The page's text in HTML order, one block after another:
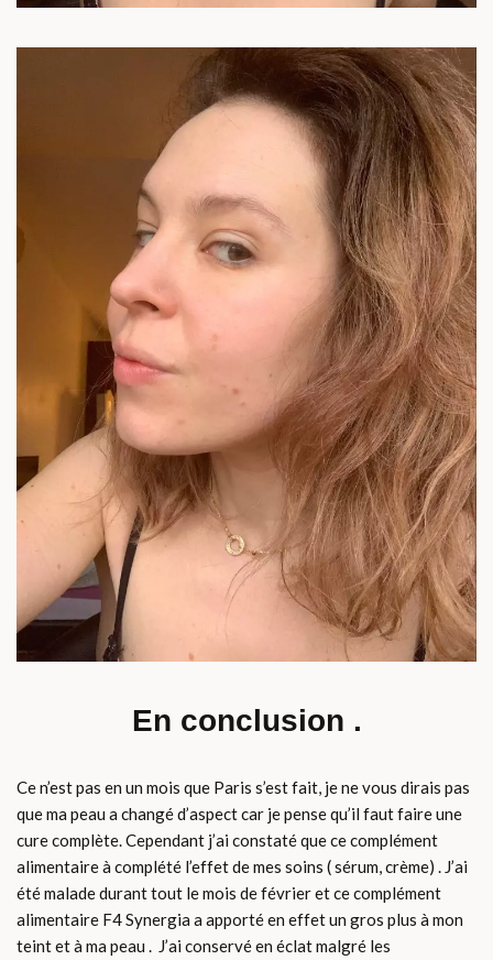
En conclusion .
Ce n’est pas en un mois que Paris s’est fait, je ne vous dirais pas
que ma peau a changé d’aspect car je pense qu’il faut faire une
cure complète. Cependant j’ai constaté que ce complément
alimentaire à complété l’effet de mes soins ( sérum, crème) . J’ai
été malade durant tout le mois de février et ce complément
alimentaire F4 Synergia a apporté en effet un gros plus à mon
teint et à ma peau . J’ai conservé en éclat malgré les